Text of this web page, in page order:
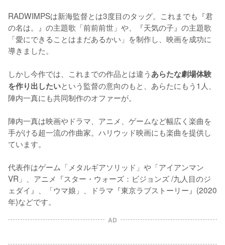
RADWIMPSは新海監督とは3度目のタッグ。これまでも『君
の名は。』の主題歌「前前前世」や、『天気の子』の主題歌
「愛にできることはまだあるかい」を制作し、映画を成功に
導きました。
しかし今作では、これまでの作品とは違う あらたな劇場体験
を作り出したいという監督の意向のもと、あらたにもう1人、
陣内一真にも共同制作のオファーが。
陣内一真は映画やドラマ、アニメ、ゲームなど幅広く楽曲を
手がける超一流の作曲家。ハリウッド映画にも楽曲を提供し
ています。
代表作はゲーム「メタルギアソリッド」や「アイアンマン
VR」、アニメ『スター・ウォーズ：ビジョンズ /九人目のジ
ェダイ』、「ウマ娘」、ドラマ『東京ラブストーリー』(2020
年)などです。
AD